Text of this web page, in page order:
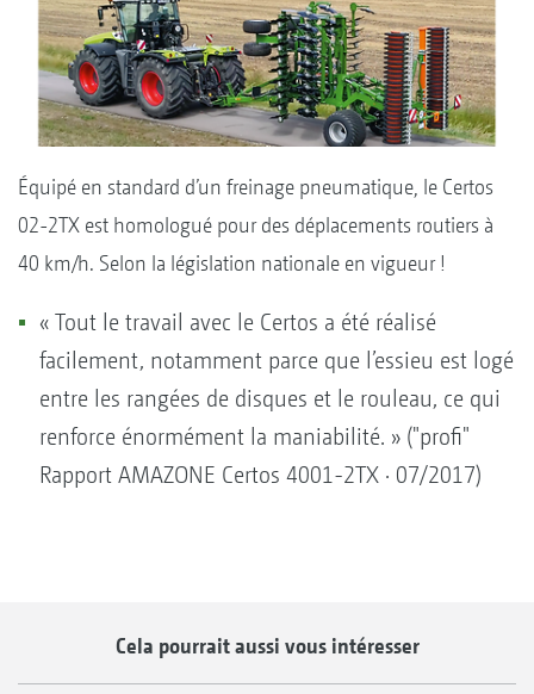
Équipé en standard d’un freinage pneumatique, le Certos
02-2TX est homologué pour des déplacements routiers à
40 km/h. Selon la législation nationale en vigueur !
« Tout le travail avec le Certos a été réalisé
facilement, notamment parce que l’essieu est logé
entre les rangées de disques et le rouleau, ce qui
renforce énormément la maniabilité. » ("profi"
Rapport AMAZONE Certos 4001-2TX · 07/2017)
Cela pourrait aussi vous intéresser